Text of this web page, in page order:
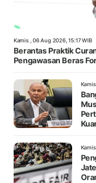
Kamis , 06 Aug 2026, 15:17 WIB
Berantas Praktik
Pengawasan Beras